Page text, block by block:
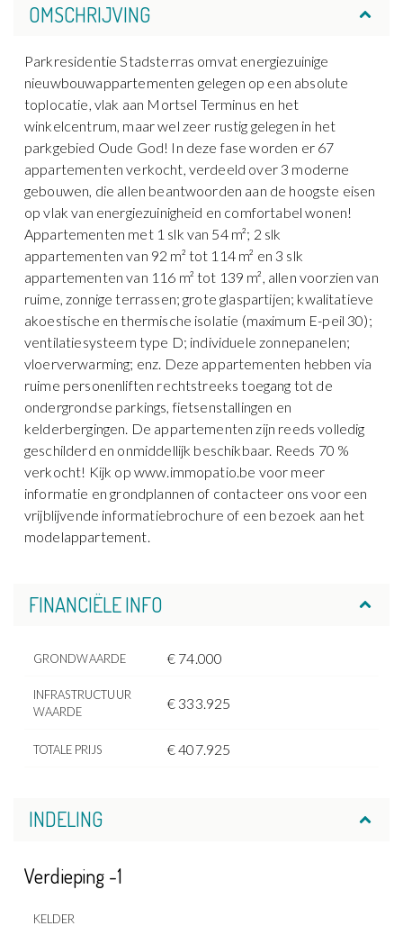
OMSCHRIJVING
Parkresidentie Stadsterras omvat energiezuinige
nieuwbouwappartementen gelegen op een absolute
toplocatie, vlak aan Mortsel Terminus en het
winkelcentrum, maar wel zeer rustig gelegen in het
parkgebied Oude God! In deze fase worden er 67
appartementen verkocht, verdeeld over 3 moderne
gebouwen, die allen beantwoorden aan de hoogste eisen
op vlak van energiezuinigheid en comfortabel wonen!
Appartementen met 1 slk van 54 m²; 2 slk
appartementen van 92 m² tot 114 m² en 3 slk
appartementen van 116 m² tot 139 m², allen voorzien van
ruime, zonnige terrassen; grote glaspartijen; kwalitatieve
akoestische en thermische isolatie (maximum E-peil 30);
ventilatiesysteem type D; individuele zonnepanelen;
vloerverwarming; enz. Deze appartementen hebben via
ruime personenliften rechtstreeks toegang tot de
ondergrondse parkings, fietsenstallingen en
kelderbergingen. De appartementen zijn reeds volledig
geschilderd en onmiddellijk beschikbaar. Reeds 70 %
verkocht! Kijk op www.immopatio.be voor meer
informatie en grondplannen of contacteer ons voor een
vrijblijvende informatiebrochure of een bezoek aan het
modelappartement.
FINANCIËLE INFO
GRONDWAARDE € 74.000
INFRASTRUCTUUR
WAARDE
€ 333.925
TOTALE PRIJS € 407.925
INDELING
Verdieping -1
KELDER